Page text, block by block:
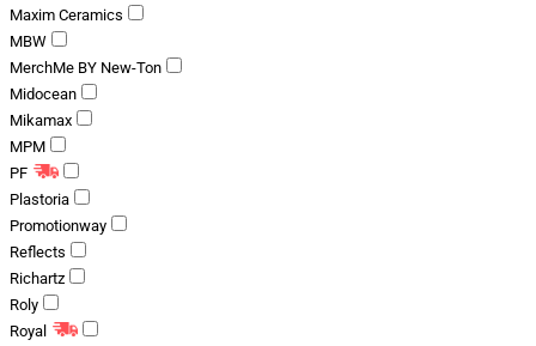
Maxim Ceramics
MBW
MerchMe BY New-Ton
Midocean
Mikamax
MPM
PF
Plastoria
Promotionway
Reflects
Richartz
Roly
Royal